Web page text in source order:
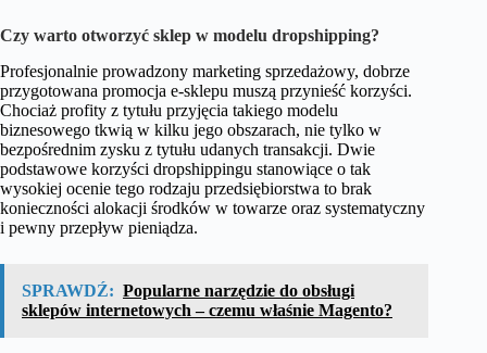
Czy warto otworzyć sklep w modelu dropshipping?
Profesjonalnie prowadzony marketing sprzedażowy, dobrze
przygotowana promocja e-sklepu muszą przynieść korzyści.
Chociaż profity z tytułu przyjęcia takiego modelu
biznesowego tkwią w kilku jego obszarach, nie tylko w
bezpośrednim zysku z tytułu udanych transakcji. Dwie
podstawowe korzyści dropshippingu stanowiące o tak
wysokiej ocenie tego rodzaju przedsiębiorstwa to brak
konieczności alokacji środków w towarze oraz systematyczny
i pewny przepływ pieniądza.
SPRAWDŹ: Popularne narzędzie do obsługi
sklepów internetowych – czemu właśnie Magento?